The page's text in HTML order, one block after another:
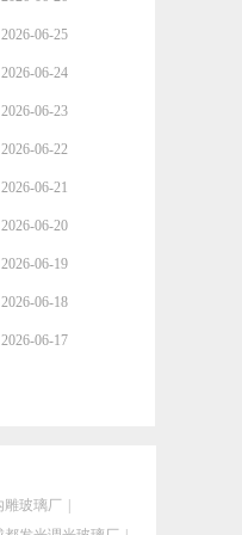
2026-06-25
2026-06-24
2026-06-23
2026-06-22
2026-06-21
2026-06-20
2026-06-19
2026-06-18
2026-06-17
雕玻璃厂